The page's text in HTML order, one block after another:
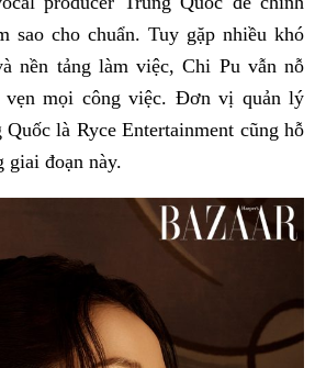
sao cho chuẩn. Tuy gặp nhiều khó
nền tảng làm việc, Chi Pu vẫn nỗ
vẹn mọi công việc. Đơn vị quản lý
là Ryce Entertainment cũng hỗ
giai đoạn này.